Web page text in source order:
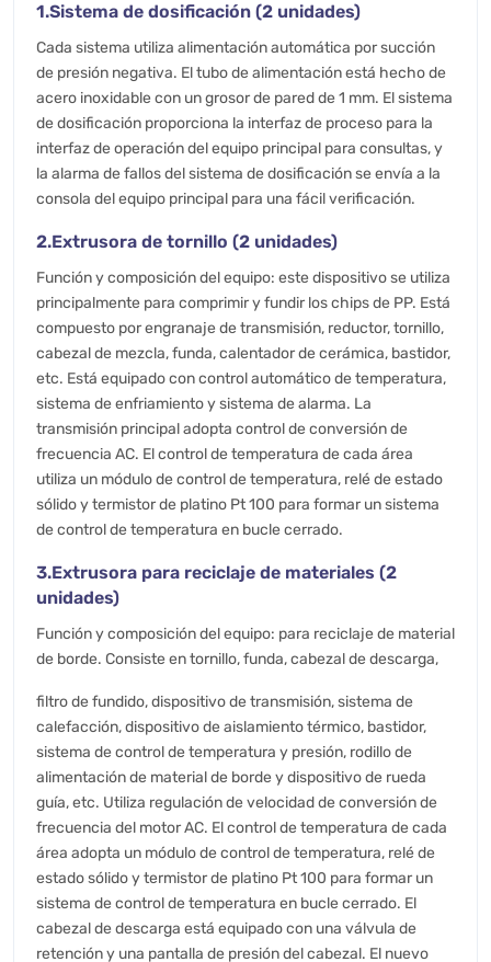
1.Sistema de dosificación (2 unidades)
Cada sistema utiliza alimentación automática por succión
de presión negativa. El tubo de alimentación está hecho de
acero inoxidable con un grosor de pared de 1 mm. El sistema
de dosificación proporciona la interfaz de proceso para la
interfaz de operación del equipo principal para consultas, y
la alarma de fallos del sistema de dosificación se envía a la
consola del equipo principal para una fácil verificación.
2.Extrusora de tornillo (2 unidades)
Función y composición del equipo: este dispositivo se utiliza
principalmente para comprimir y fundir los chips de PP. Está
compuesto por engranaje de transmisión, reductor, tornillo,
cabezal de mezcla, funda, calentador de cerámica, bastidor,
etc. Está equipado con control automático de temperatura,
sistema de enfriamiento y sistema de alarma. La
transmisión principal adopta control de conversión de
frecuencia AC. El control de temperatura de cada área
utiliza un módulo de control de temperatura, relé de estado
sólido y termistor de platino Pt 100 para formar un sistema
de control de temperatura en bucle cerrado.
3.Extrusora para reciclaje de materiales (2
unidades)
Función y composición del equipo: para reciclaje de material
de borde. Consiste en tornillo, funda, cabezal de descarga,
filtro de fundido, dispositivo de transmisión, sistema de
calefacción, dispositivo de aislamiento térmico, bastidor,
sistema de control de temperatura y presión, rodillo de
alimentación de material de borde y dispositivo de rueda
guía, etc. Utiliza regulación de velocidad de conversión de
frecuencia del motor AC. El control de temperatura de cada
área adopta un módulo de control de temperatura, relé de
estado sólido y termistor de platino Pt 100 para formar un
sistema de control de temperatura en bucle cerrado. El
cabezal de descarga está equipado con una válvula de
retención y una pantalla de presión del cabezal. El nuevo